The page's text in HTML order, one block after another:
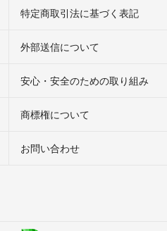
特定商取引法に基づく表記
外部送信について
安心・安全のための取り組み
商標権について
お問い合わせ